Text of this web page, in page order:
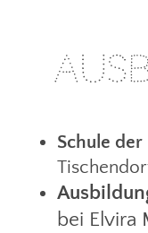
Schule
bei Elvira